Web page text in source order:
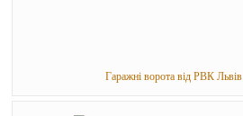
Гаражні ворота від РВК Львів